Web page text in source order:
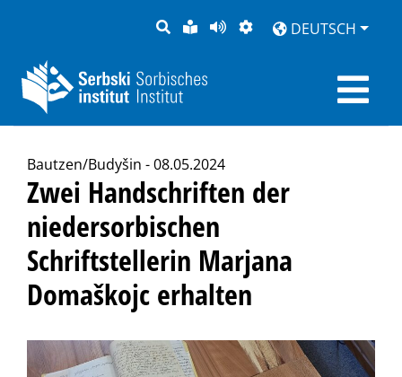
SUCHELEICHTE
SPRACHE
SEITEDARSTELLUNG
DEUTSCH
Bautzen/Budyšin - 08.05.2024
Zwei Handschriften der
niedersorbischen
Schriftstellerin Marjana
Domaškojc erhalten